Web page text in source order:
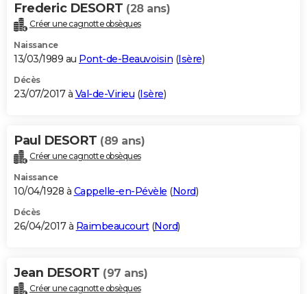
Frederic DESORT (28 ans)
Créer une cagnotte obsèques
Naissance
13/03/1989 au Pont-de-Beauvoisin (Isère)
Décès
23/07/2017 à Val-de-Virieu (Isère)
Paul DESORT (89 ans)
Créer une cagnotte obsèques
Naissance
10/04/1928 à Cappelle-en-Pévèle (Nord)
Décès
26/04/2017 à Raimbeaucourt(Nord)
Jean DESORT (97 ans)
Créer une cagnotte obsèques